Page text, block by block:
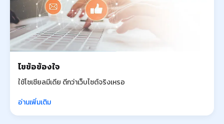
ไขข้อข้องใจ
ใช้โซเชียลมีเดีย ดีกว่าเว็บไซต์จริงเหรอ
อ่านเพิ่มเติม